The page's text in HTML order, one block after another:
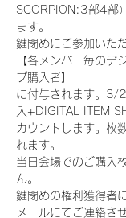
SCORPION:3部4部
ます。
鍵閉めにご参加いた
【各メンバー毎のデ
プ購入者】
に付与されます。3/
入+DIGITAL ITEM
カウントします。枚
れます。
当日会場でのご購入
ん。
鍵閉めの権利獲得者
メールにてご連絡さ